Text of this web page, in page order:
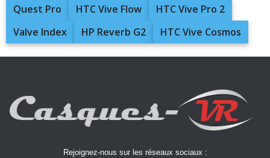
Quest Pro
HTC Vive Flow
HTC Vive Pro 2
Valve Index
HP Reverb G2 HTC Vive Cosmos
Rejoignez-nous sur les réseaux sociaux :